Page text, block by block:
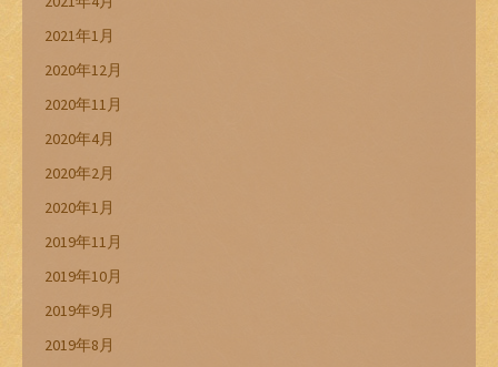
2021年1月
2020年12月
2020年11月
2020年4月
2020年2月
2020年1月
2019年11月
2019年10月
2019年9月
2019年8月